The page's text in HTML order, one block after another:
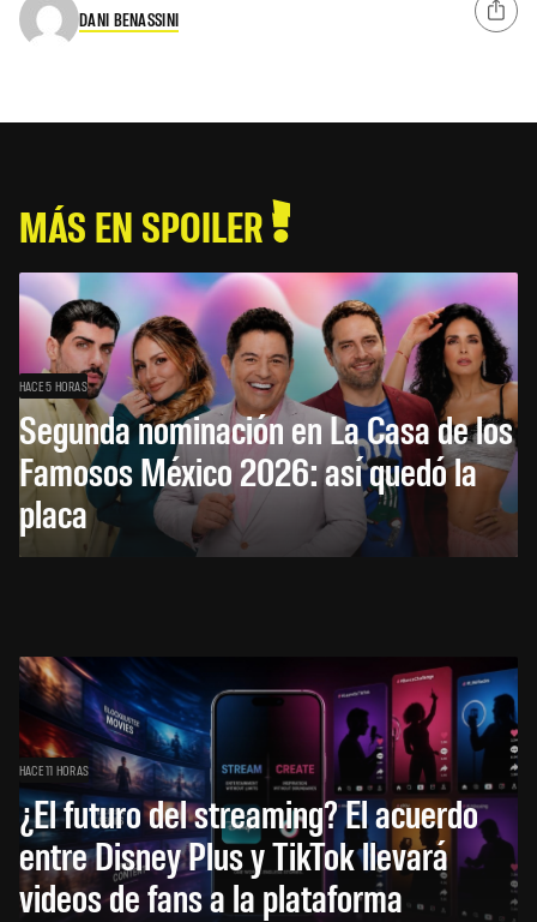
DANI BENASSINI
MÁS EN SPOILER
HACE 5 HORAS
Segunda nominación en La Casa de los
Famosos México 2026: así quedó la
placa
HACE 11 HORAS
¿El futuro del streaming? El acuerdo
entre Disney Plus y TikTok llevará
videos de fans a la plataforma